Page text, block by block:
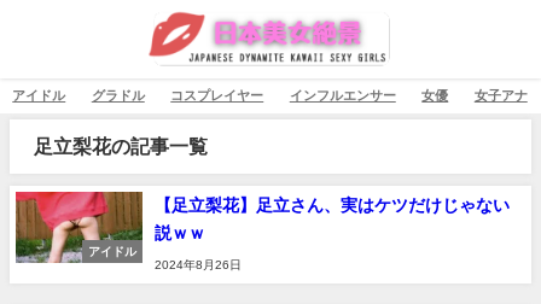
アイドル グラドル コスプレイヤー インフルエンサー 女優 女子アナ
足立梨花の記事一覧
アイドル
【足立梨花】足立さん、実はケツだけじゃない
説ｗｗ
2024年8月26日